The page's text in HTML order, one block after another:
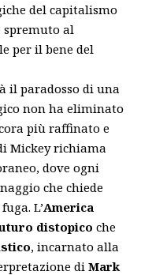
del capitalismo
al
per il bene del
il paradosso di una
non ha eliminato
più raffinato e
Mickey richiama
dove ogni
che chiede
L’America
distopico che
, incarnato alla
di Mark